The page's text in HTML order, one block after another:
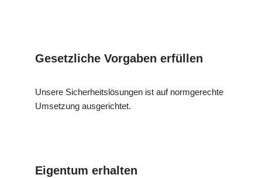
Gesetzliche Vorgaben erfüllen
Unsere Sicherheitslösungen ist auf normgerechte
Umsetzung ausgerichtet.
Eigentum erhalten